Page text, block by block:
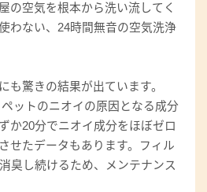
の空気を根本から洗い流してく
わない、24時間無音の空気洗浄
も驚きの結果が出ています。
ットのニオイの原因となる成分
か20分でニオイ成分をほぼゼロ
せたデータもあります。フィル
臭し続けるため、メンテナンス